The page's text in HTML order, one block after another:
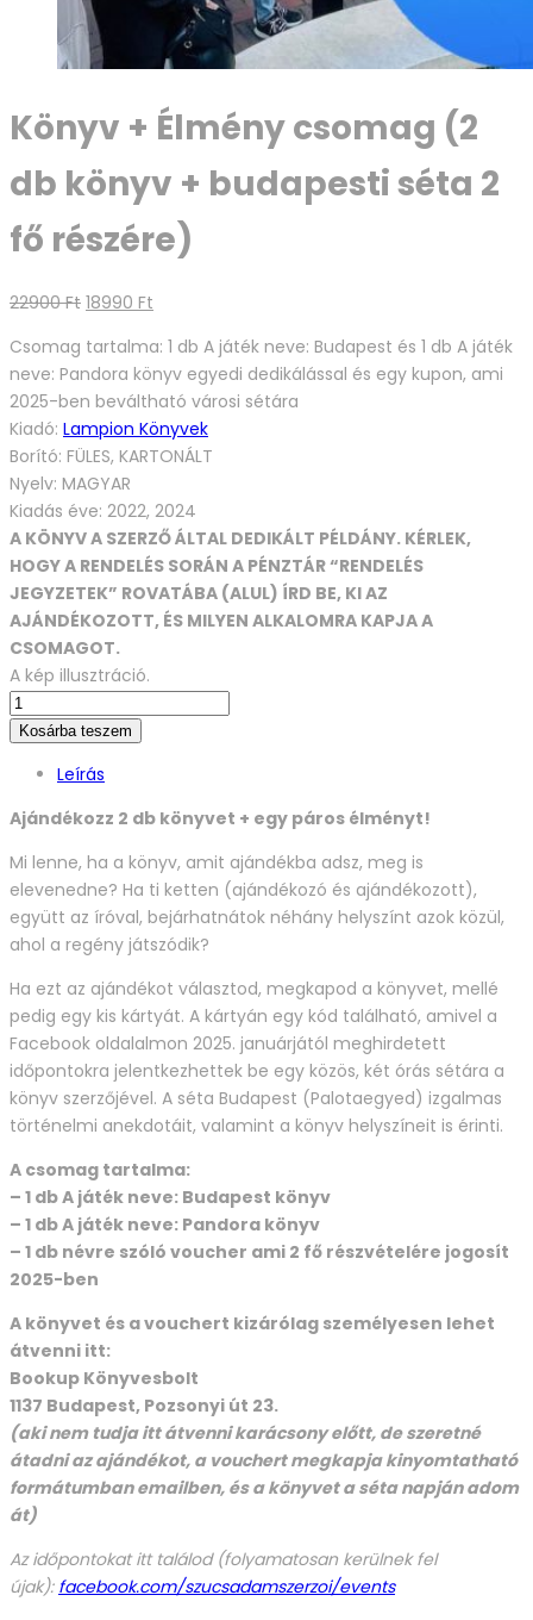
Könyv + Élmény csomag (2
db könyv + budapesti séta 2
fő részére)
22900Ft Original
was:
22900 Ft.
18990 Ft
is:
18990 Ft.
Csomag tartalma: 1 db A játék neve: Budapest és 1 db A játék
neve: Pandora könyv egyedi dedikálással és egy kupon, ami
2025-ben beváltható városi sétára
Kiadó: Lampion Könyvek
Borító: FÜLES, KARTONÁLT
Nyelv: MAGYAR
Kiadás éve: 2022, 2024
A KÖNYV A SZERZŐ ÁLTAL DEDIKÁLT PÉLDÁNY. KÉRLEK,
HOGY A RENDELÉS SORÁN A PÉNZTÁR “RENDELÉS
JEGYZETEK” ROVATÁBA (ALUL) ÍRD BE, KI AZ
AJÁNDÉKOZOTT, ÉS MILYEN ALKALOMRA KAPJA A
CSOMAGOT.
A kép illusztráció.
Könyv
+
csomag
(2
könyv
+
budapesti
séta
részére)
quantity
Kosárba teszem
Leírás
Ajándékozz 2 db könyvet + egy páros élményt!
Mi lenne, ha a könyv, amit ajándékba adsz, meg is
elevenedne? Ha ti ketten (ajándékozó és ajándékozott),
együtt az íróval, bejárhatnátok néhány helyszínt azok közül,
ahol a regény játszódik?
Ha ezt az ajándékot választod, megkapod a könyvet, mellé
pedig egy kis kártyát. A kártyán egy kód található, amivel a
Facebook oldalalmon 2025. januárjától meghirdetett
időpontokra jelentkezhettek be egy közös, két órás sétára a
könyv szerzőjével. A séta Budapest (Palotaegyed) izgalmas
történelmi anekdotáit, valamint a könyv helyszíneit is érinti.
A csomag tartalma:
– 1 db A játék neve: Budapest könyv
– 1 db A játék neve: Pandora könyv
– 1 db névre szóló voucher ami 2 fő részvételére jogosít
2025-ben
A könyvet és a vouchert kizárólag személyesen lehet
átvenni itt:
Bookup Könyvesbolt
1137 Budapest, Pozsonyi út 23.
(aki nem tudja itt átvenni karácsony előtt, de szeretné
átadni az ajándékot, a vouchert megkapja kinyomtatható
formátumban emailben, és a könyvet a séta napján adom
át)
Az időpontokat itt találod (folyamatosan kerülnek fel
újak): facebook.com/szucsadamszerzoi/events